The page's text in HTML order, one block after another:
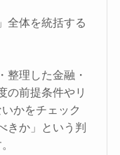
全体を統括する
整理した金融・
の前提条件やリ
かをチェック
きか」という判